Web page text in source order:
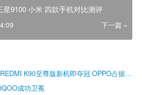
星9100 小米 四款手机对比测评
下一篇 »
K90至尊版新机即夺冠 OPPO占据半
成功卫冕